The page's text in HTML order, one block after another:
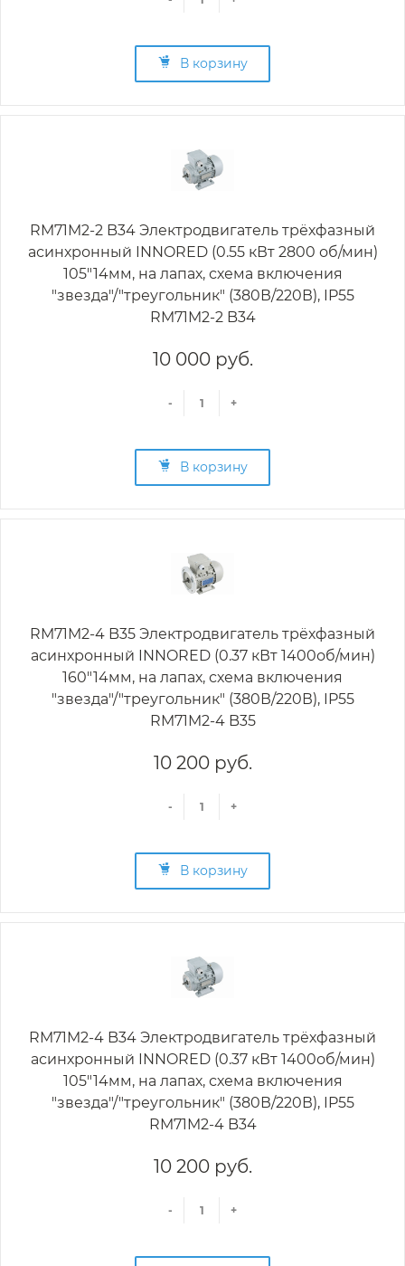
В корзину
RM71M2-2 B34 Электродвигатель трёхфазный
асинхронный INNORED (0.55 кВт 2800 об/мин)
105"14мм, на лапах, схема включения
"звезда"/"треугольник" (380В/220В), IP55
RM71M2-2 B34
10 000 руб.
- +
В корзину
RM71M2-4 B35 Электродвигатель трёхфазный
асинхронный INNORED (0.37 кВт 1400об/мин)
160"14мм, на лапах, схема включения
"звезда"/"треугольник" (380В/220В), IP55
RM71M2-4 B35
10 200 руб.
- +
В корзину
RM71M2-4 B34 Электродвигатель трёхфазный
асинхронный INNORED (0.37 кВт 1400об/мин)
105"14мм, на лапах, схема включения
"звезда"/"треугольник" (380В/220В), IP55
RM71M2-4 B34
10 200 руб.
- +